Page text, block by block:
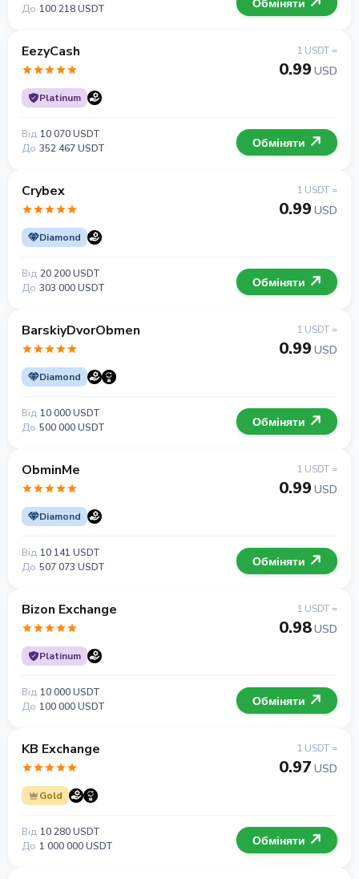
До 100 218 USDT Обміняти
EezyCash
Platinum
1 USDT =
0.99 USD
Від 10 070 USDT
До 352 467 USDT Обміняти
Crybex
Diamond
1 USDT =
0.99 USD
Від 20 200 USDT
До 303 000 USDT Обміняти
BarskiyDvorObmen
Diamond
1 USDT =
0.99 USD
Від 10 000 USDT
До 500 000 USDT Обміняти
ObminMe
Diamond
1 USDT =
0.99 USD
Від 10 141 USDT
До 507 073 USDT Обміняти
Bizon Exchange
Platinum
1 USDT =
0.98USD
Від 10 000 USDT
До 100 000 USDT Обміняти
KB Exchange
Gold
1 USDT =
0.97 USD
Від 10 280 USDT
До 1 000 000 USDT Обміняти